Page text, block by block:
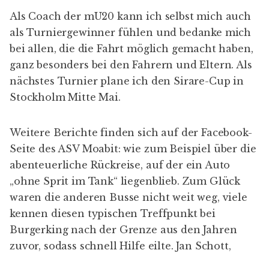
Als Coach der mU20 kann ich selbst mich auch
als Turniergewinner fühlen und bedanke mich
bei allen, die die Fahrt möglich gemacht haben,
ganz besonders bei den Fahrern und Eltern. Als
nächstes Turnier plane ich den Sirare-Cup in
Stockholm Mitte Mai.
Weitere Berichte finden sich auf derFacebook-
Seite des ASV Moabit: wie zum Beispiel über die
abenteuerliche Rückreise, auf der ein Auto
„ohne Sprit im Tank“ liegenblieb. Zum Glück
waren die anderen Busse nicht weit weg, viele
kennen diesen typischen Treffpunkt bei
Burgerking nach der Grenze aus den Jahren
zuvor, sodass schnell Hilfe eilte. Jan Schott,